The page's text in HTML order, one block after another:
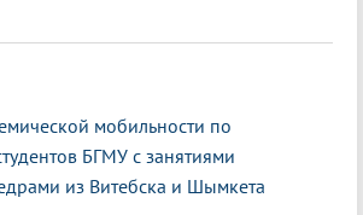
мобильности по
БГМУ с занятиями
из Витебска и Шымкета